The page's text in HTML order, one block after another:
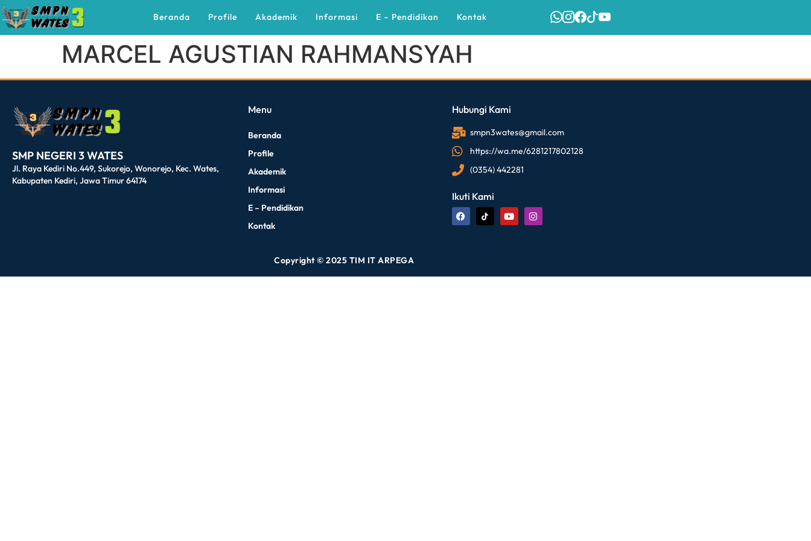
Beranda Profile Akademik Informasi E – Pendidikan Kontak
MARCEL AGUSTIAN RAHMANSYAH
SMP NEGERI 3 WATES
Jl. Raya Kediri No.449, Sukorejo, Wonorejo, Kec. Wates,
Kabupaten Kediri, Jawa Timur 64174
Menu
Beranda
Profile
Akademik
Informasi
E – Pendidikan
Kontak
Hubungi Kami
smpn3wates@gmail.com
https://wa.me/6281217802128
(0354) 442281
Ikuti Kami
Copyright © 2025 TIM IT ARPEGA